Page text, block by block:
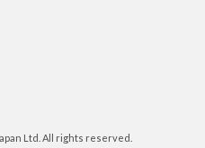
Ltd. All rights reserved.